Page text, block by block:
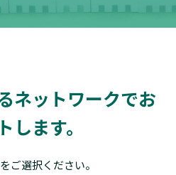
ネットワークでお
ます。
ご選択ください。